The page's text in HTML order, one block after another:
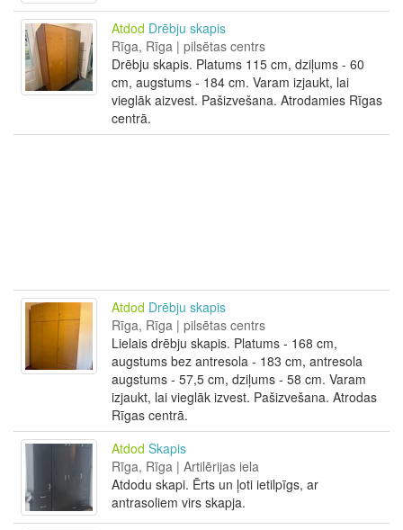
Atdod Drēbju skapis
Rīga, Rīga | pilsētas centrs
Drēbju skapis. Platums 115 cm, dziļums - 60
cm, augstums - 184 cm. Varam izjaukt, lai
vieglāk aizvest. Pašizvešana. Atrodamies Rīgas
centrā.
Atdod Drēbju skapis
Rīga, Rīga | pilsētas centrs
Lielais drēbju skapis. Platums - 168 cm,
augstums bez antresola - 183 cm, antresola
augstums - 57,5 cm, dziļums - 58 cm. Varam
izjaukt, lai vieglāk izvest. Pašizvešana. Atrodas
Rīgas centrā.
Atdod Skapis
Rīga, Rīga | Artilērijas iela
Atdodu skapi. Ērts un ļoti ietilpīgs, ar
antrasoliem virs skapja.